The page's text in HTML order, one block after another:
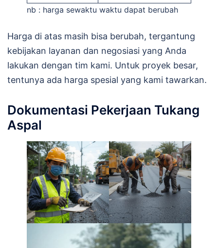
nb : harga sewaktu waktu dapat berubah
Harga di atas masih bisa berubah, tergantung
kebijakan layanan dan negosiasi yang Anda
lakukan dengan tim kami. Untuk proyek besar,
tentunya ada harga spesial yang kami tawarkan.
Dokumentasi Pekerjaan Tukang
Aspal